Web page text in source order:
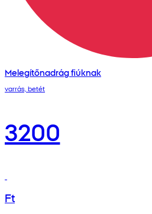
Melegítőnadrág fiúknak
varrás, betét
3200
Ft